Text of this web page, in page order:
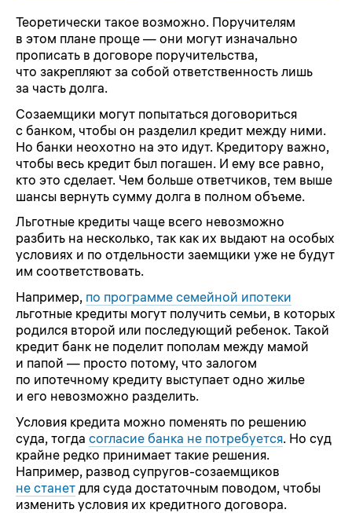
Теоретически такое возможно. Поручителям
в этом плане проще — они могут изначально
прописать в договоре поручительства,
что закрепляют за собой ответственность лишь
за часть долга.
Созаемщики могут попытаться договориться
с банком, чтобы он разделил кредит между ними.
Но банки неохотно на это идут. Кредитору важно,
чтобы весь кредит был погашен. И ему все равно,
кто это сделает. Чем больше ответчиков, тем выше
шансы вернуть сумму долга в полном объеме.
Льготные кредиты чаще всего невозможно
разбить на несколько, так как их выдают на особых
условиях и по отдельности заемщики уже не будут
им соответствовать.
Например, по программе семейной ипотеки
льготные кредиты могут получить семьи, в которых
родился второй или последующий ребенок. Такой
кредит банк не поделит пополам между мамой
и папой — просто потому, что залогом
по ипотечному кредиту выступает одно жилье
и его невозможно разделить.
Условия кредита можно поменять по решению
суда, тогда согласие банка не потребуется. Но суд
крайне редко принимает такие решения.
Например, развод супругов-созаемщиков
не станет для суда достаточным поводом, чтобы
изменить условия их кредитного договора.